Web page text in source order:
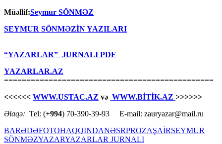
Müəllif:Seymur SÖNMƏZ
SEYMUR SÖNMƏZİN YAZILARI
“YAZARLAR” JURNALI PDF
YAZARLAR.AZ
===============================================
<<<<<< WWW.USTAC.AZ və WWW.BİTİK.AZ >>>>>>
Əlaqə: Tel: (+994) 70-390-39-93 E-mail: zauryazar@mail.ru
BARƏDƏFOTOHAQQINDANƏSRPROZAŞAİRSEYMUR
SÖNMƏZYAZARYAZARLAR JURNALI